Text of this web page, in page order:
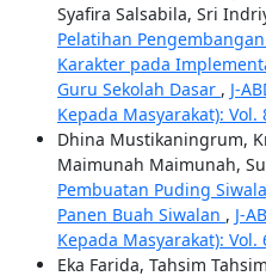
Syafira Salsabila, Sri
Pelatihan
Karakter pada
Guru Sekolah Dasar , J-
Kepada Masyarakat):
Dhina Mustikaningrum,
Maimunah Maimunah,
Pembuatan Puding
Panen Buah Siwalan , J-
Kepada Masyarakat):
Eka Farida, Tahsim